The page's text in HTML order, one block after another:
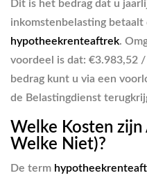
Dit is het bedrag dat u
inkomstenbelasting betaalt
hypotheekrenteaftrek.
voordeel is dat: €3.983,52 /
bedrag kunt u via een
de Belastingdienst
Welke Kosten zijn
Welke Niet)?
De term